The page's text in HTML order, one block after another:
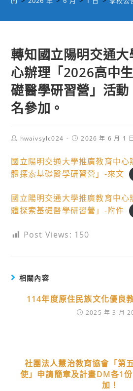
轉知國立陽明交通
心辦理「2026高中
礎醫學研習營」活
名參加。
Posthwaivsylc024
Post2026 年 6 月 1 日
國立陽明交通大學推廣教育中
體探索基礎醫學研習營」-來文
國立陽明交通大學推廣教育中
體探索基礎醫學研習營」-附件
Post Views: 150
相關內容
114年度原住民族文化優良
2025 年 3 月
社團法人慧治教育協會「第
使」申請簡章及計畫DM各1
加！